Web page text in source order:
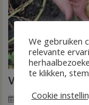
VIDEO Invloed
7 augustus 2026
We gebruiken
relevante
te klikken,
Cookie